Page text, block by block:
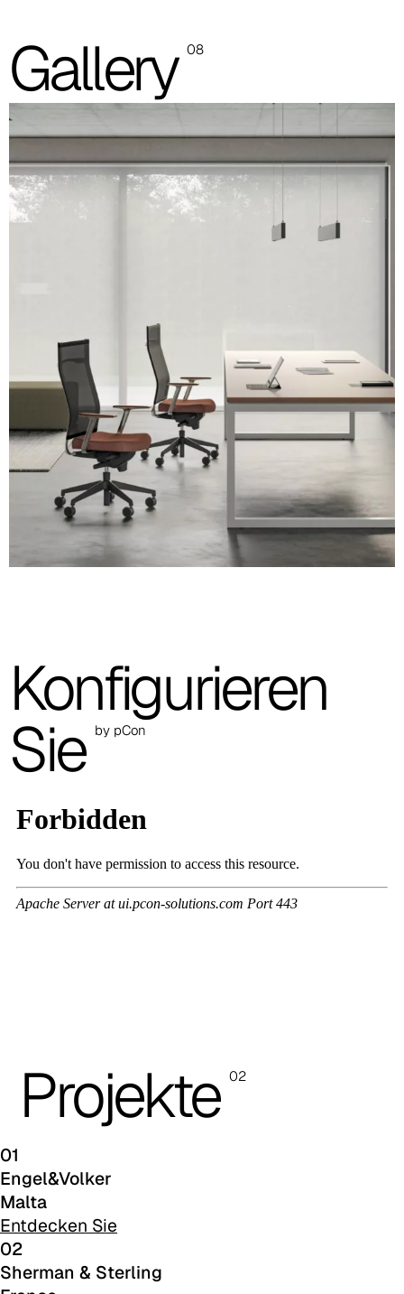
A 31F
A 32F
A 39F
A 35F
A 34F
A 26F
A 28F
A 29F
A 3GR
A 3BL
A 3NE
C 40F
C 41F
C 42F
C 49F
C 50F
C 51F
C 52F
Gallery 08
Konfigurieren
Sie by pCon
Projekte 02
01
Engel&Volker
Malta
Entdecken Sie
02
Sherman & Sterling